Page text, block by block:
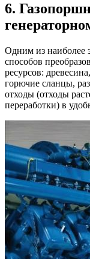
6.
Одним из наиболее
способов
ресурсов:
горючие сланцы,
отходы (отходы
переработки) в